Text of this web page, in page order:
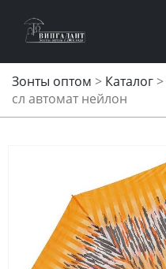
Зонты оптом > Каталог>
сл автомат нейлон